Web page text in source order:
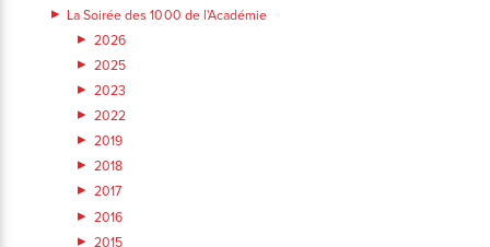
La Soirée des 1000 de l'Académie
2026
2025
2023
2022
2019
2018
2017
2016
2015